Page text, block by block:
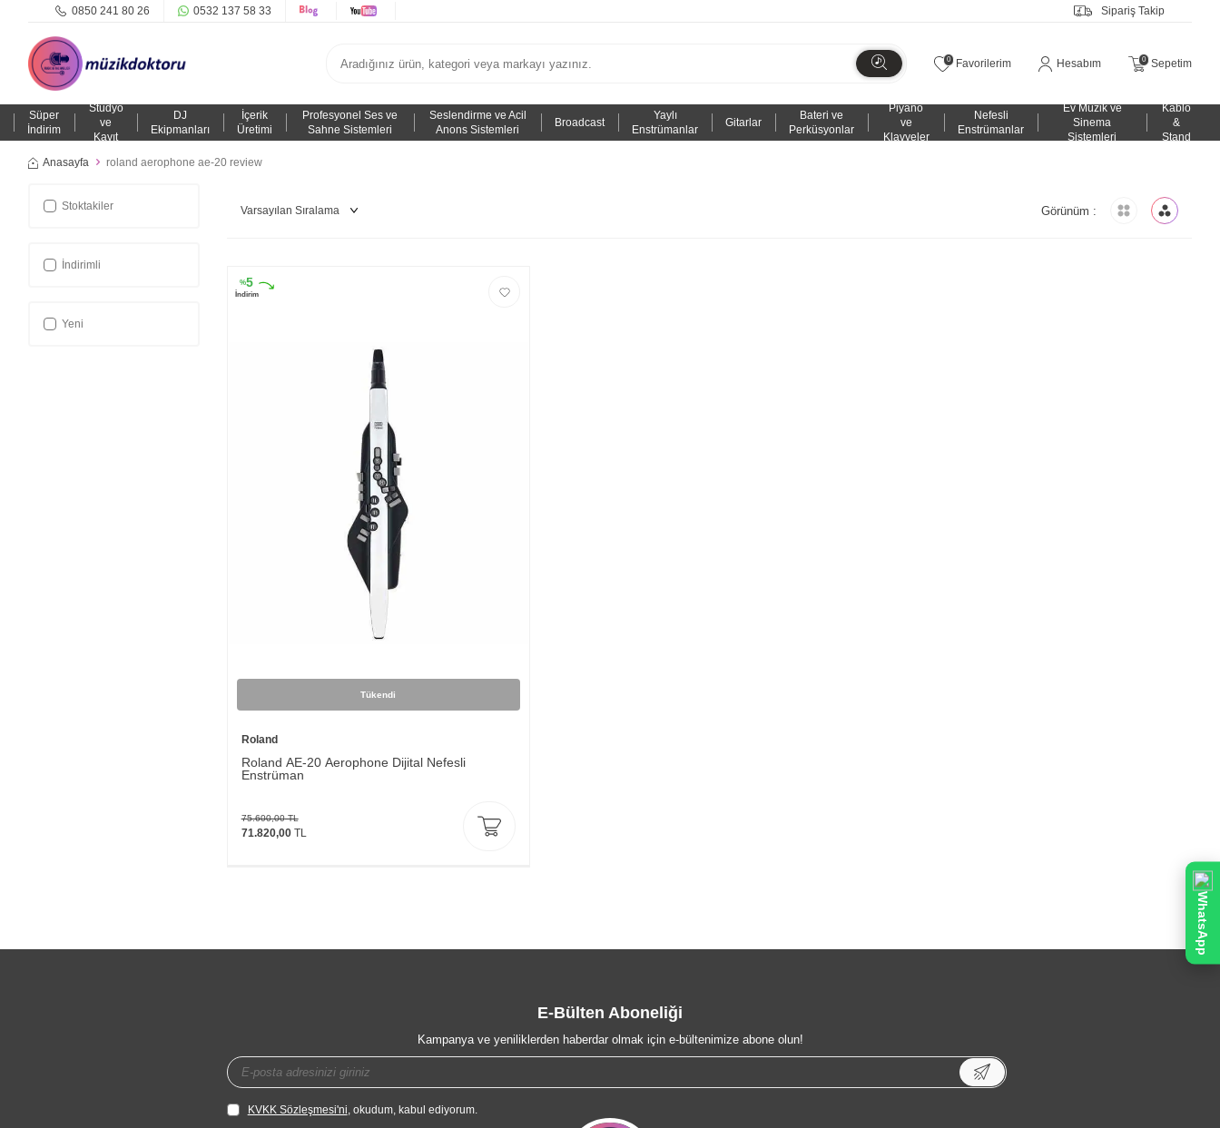
0850 241 80 26 0532 137 58 33 Sipariş Takip
0 Favorilerim Hesabım 0 Sepetim
Süper
İndirim
Stüdyo
ve
Kayıt
DJ
Ekipmanları
İçerik
Üretimi
Profesyonel Ses ve
Sahne Sistemleri
Seslendirme ve Acil
Anons Sistemleri
Broadcast
Yaylı
Enstrümanlar
Gitarlar
Bateri ve
Perküsyonlar
Piyano
ve
Klavyeler
Nefesli
Enstrümanlar
Ev Müzik ve
Sinema
Sistemleri
Kablo
&
Stand
Anasayfa
roland aerophone ae-20 review
Stoktakiler
İndirimli
Yeni
Görünüm :
%5
İndirim
Tükendi
Roland
Roland AE-20 Aerophone Dijital Nefesli
Enstrüman
75.600,00TL
71.820,00TL
E-Bülten Aboneliği
Kampanya ve yeniliklerden haberdar olmak için e-bültenimize abone olun!
KVKK Sözleşmesi'ni , okudum, kabul ediyorum.
WhatsApp